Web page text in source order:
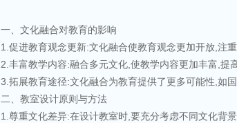
一、文化融合对教育的影响
1.促进教育观念更新:文化融合使教育观念更加开放,注
2.丰富教学内容:融合多元文化,使教学内容更加丰富,提
3.拓展教育途径:文化融合为教育提供了更多可能性,如国
二、教室设计原则与方法
1.尊重文化差异:在设计教室时,要充分考虑不同文化背